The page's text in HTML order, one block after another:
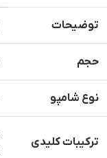
توضیحات
حجم
نوع شامپو
ترکیبات کلیدی